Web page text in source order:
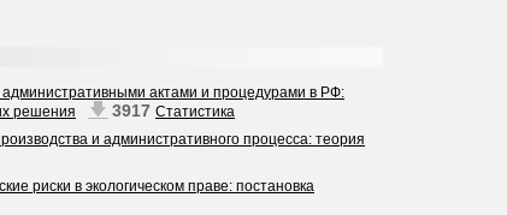
актами и процедурами в РФ:
решения
3917 Статистика
и административного процесса: теория
риски в экологическом праве: постановка